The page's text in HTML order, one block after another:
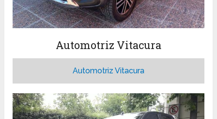
Automotriz Vitacura
Automotriz Vitacura